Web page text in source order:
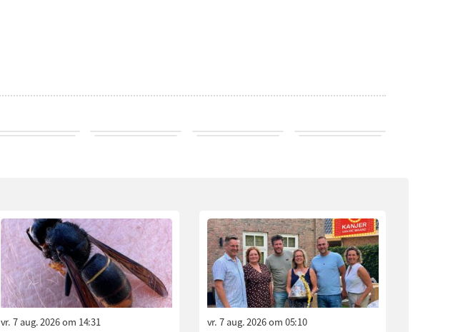
vr. 7 aug. 2026 om 14:31 vr. 7 aug. 2026 om 05:10